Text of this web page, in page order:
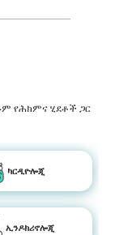
የሕክምና ሂደቶች ጋር
ካርዲዮሎጂ
ኢንዶክሪኖሎጂ